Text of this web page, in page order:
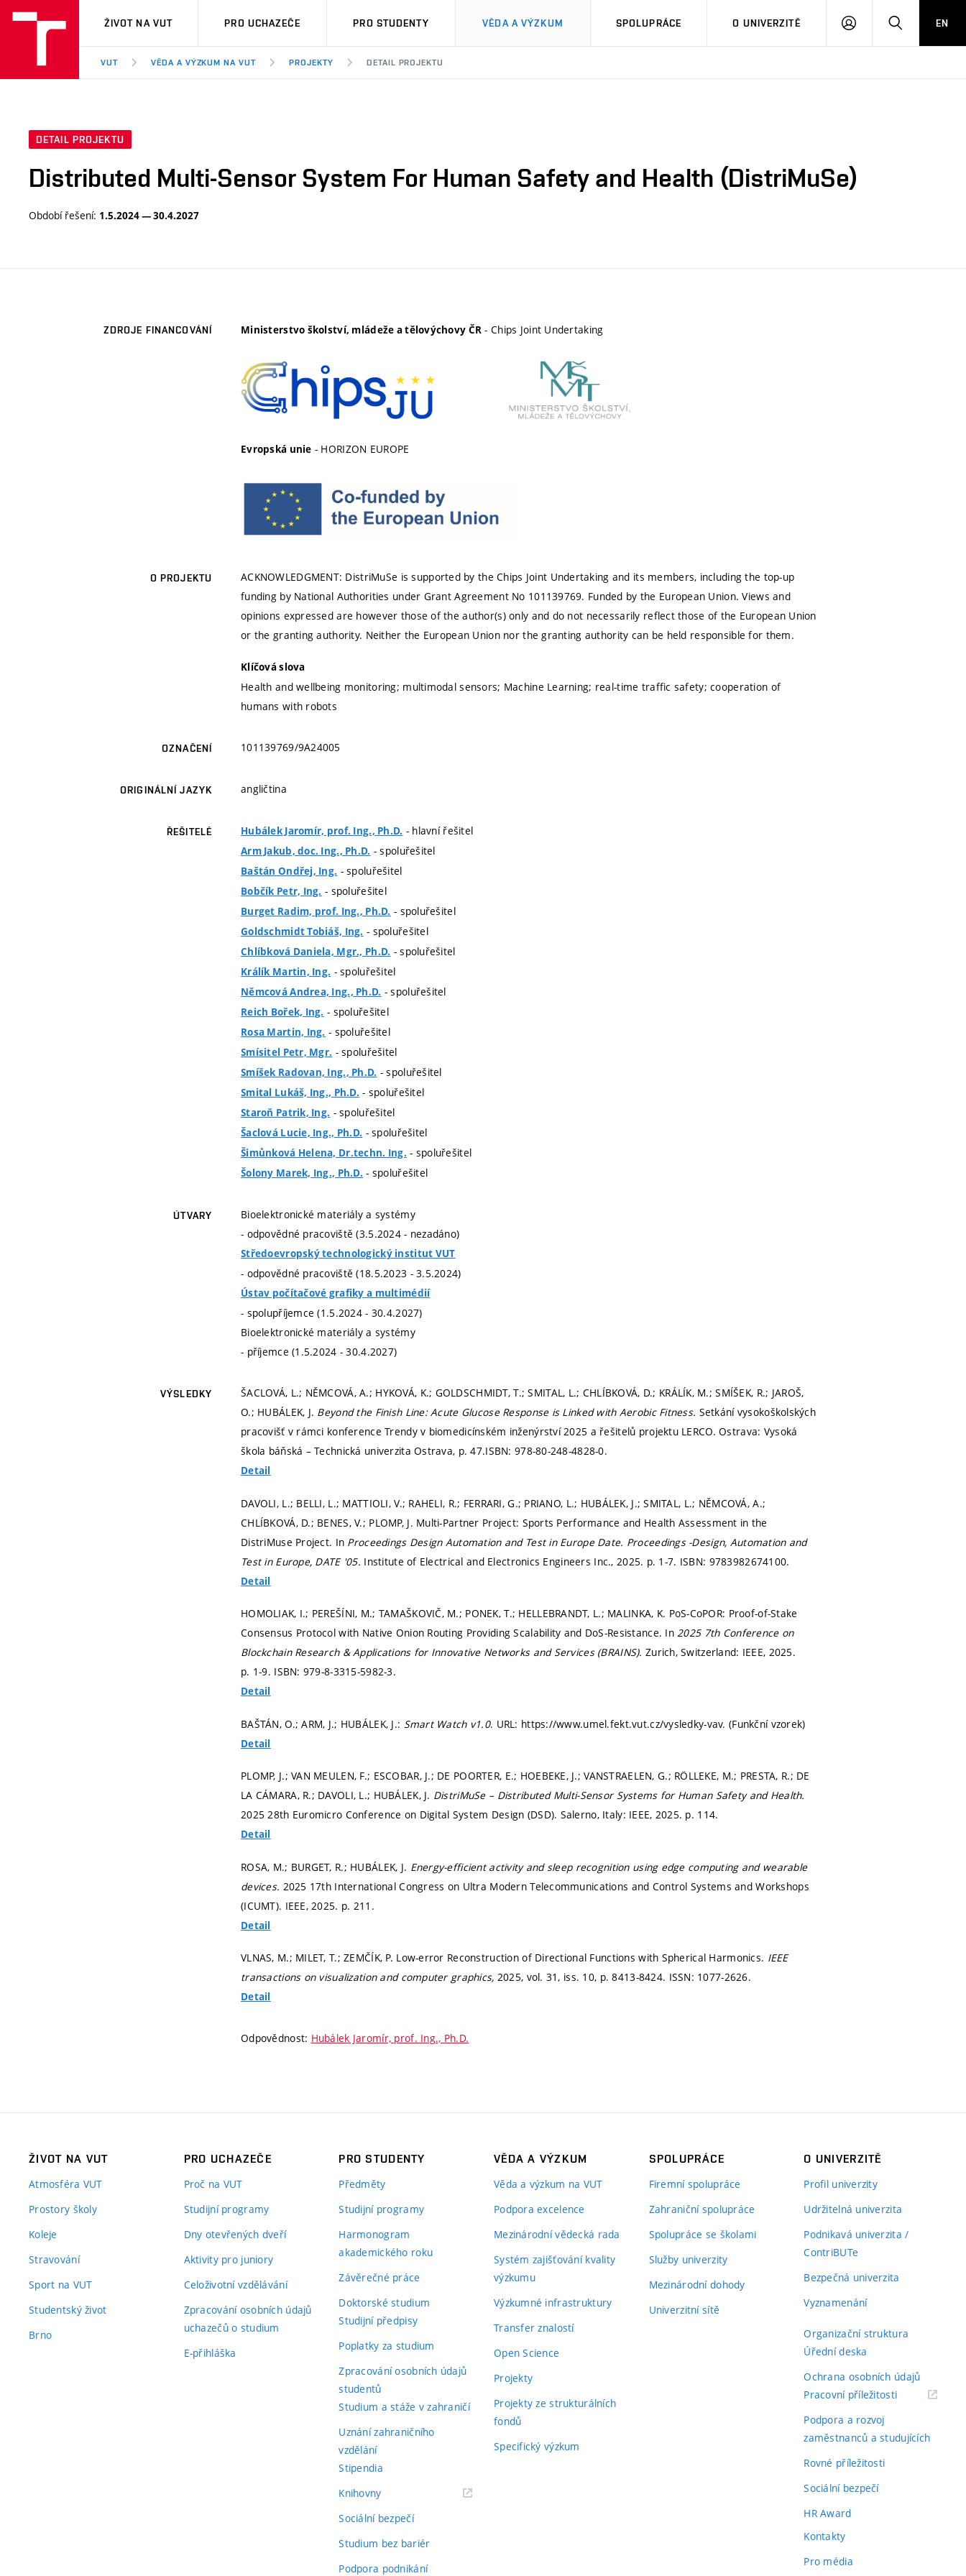
VUT
ŽIVOT NA VUT PRO UCHAZEČE PRO STUDENTY VĚDA A VÝZKUM SPOLUPRÁCE O UNIVERZITĚ
PŘIHLÁSIT HLEDATEN
VUT VĚDA A VÝZKUM NA VUT PROJEKTY DETAIL PROJEKTU
DETAIL PROJEKTU
Distributed Multi-Sensor System For Human Safety and Health (DistriMuSe)
Období řešení: 1.5.2024 — 30.4.2027
ZDROJE FINANCOVÁNÍ Ministerstvo školství, mládeže a tělovýchovy ČR - Chips Joint Undertaking
Evropská unie - HORIZON EUROPE
O PROJEKTU
ACKNOWLEDGMENT: DistriMuSe is supported by the Chips Joint Undertaking and its members, including the top-up
funding by National Authorities under Grant Agreement No 101139769. Funded by the European Union. Views and
opinions expressed are however those of the author(s) only and do not necessarily reflect those of the European Union
or the granting authority. Neither the European Union nor the granting authority can be held responsible for them.
Klíčová slova
Health and wellbeing monitoring; multimodal sensors; Machine Learning; real-time traffic safety; cooperation of
humans with robots
OZNAČENÍ 101139769/9A24005
ORIGINÁLNÍ JAZYK angličtina
ŘEŠITELÉ Hubálek Jaromír, prof. Ing., Ph.D. - hlavní řešitel
Arm Jakub, doc. Ing., Ph.D. - spoluřešitel
Baštán Ondřej, Ing. - spoluřešitel
Bobčík Petr, Ing. - spoluřešitel
Burget Radim, prof. Ing., Ph.D. - spoluřešitel
Goldschmidt Tobiáš, Ing. - spoluřešitel
Chlíbková Daniela, Mgr., Ph.D. - spoluřešitel
Králík Martin, Ing. - spoluřešitel
Němcová Andrea, Ing., Ph.D. - spoluřešitel
Reich Bořek, Ing. - spoluřešitel
Rosa Martin, Ing. - spoluřešitel
Smísitel Petr, Mgr. - spoluřešitel
Smíšek Radovan, Ing., Ph.D. - spoluřešitel
Smital Lukáš, Ing., Ph.D. - spoluřešitel
Staroň Patrik, Ing. - spoluřešitel
Šaclová Lucie, Ing., Ph.D. - spoluřešitel
Šimůnková Helena, Dr.techn. Ing. - spoluřešitel
Šolony Marek, Ing., Ph.D. - spoluřešitel
ÚTVARY
Bioelektronické materiály a systémy
- odpovědné pracoviště (3.5.2024 - nezadáno)
Středoevropský technologický institut VUT
- odpovědné pracoviště (18.5.2023 - 3.5.2024)
Ústav počítačové grafiky a multimédií
- spolupříjemce (1.5.2024 - 30.4.2027)
Bioelektronické materiály a systémy
- příjemce (1.5.2024 - 30.4.2027)
VÝSLEDKY
ŠACLOVÁ, L.; NĚMCOVÁ, A.; HYKOVÁ, K.; GOLDSCHMIDT, T.; SMITAL, L.; CHLÍBKOVÁ, D.; KRÁLÍK, M.; SMÍŠEK, R.; JAROŠ,
O.; HUBÁLEK, J. Beyond the Finish Line: Acute Glucose Response is Linked with Aerobic Fitness. Setkání vysokoškolských
pracovišť v rámci konference Trendy v biomedicínském inženýrství 2025 a řešitelů projektu LERCO. Ostrava: Vysoká
škola báňská – Technická univerzita Ostrava, p. 47.ISBN: 978-80-248-4828-0.
Detail
DAVOLI, L.; BELLI, L.; MATTIOLI, V.; RAHELI, R.; FERRARI, G.; PRIANO, L.; HUBÁLEK, J.; SMITAL, L.; NĚMCOVÁ, A.;
CHLÍBKOVÁ, D.; BENES, V.; PLOMP, J. Multi-Partner Project: Sports Performance and Health Assessment in the
DistriMuse Project. In Proceedings Design Automation and Test in Europe Date. Proceedings -Design, Automation and
Test in Europe, DATE '05. Institute of Electrical and Electronics Engineers Inc., 2025. p. 1-7. ISBN: 9783982674100.
Detail
HOMOLIAK, I.; PEREŠÍNI, M.; TAMAŠKOVIČ, M.; PONEK, T.; HELLEBRANDT, L.; MALINKA, K. PoS-CoPOR: Proof-of-Stake
Consensus Protocol with Native Onion Routing Providing Scalability and DoS-Resistance. In2025 7th Conference on
Blockchain Research & Applications for Innovative Networks and Services (BRAINS). Zurich, Switzerland: IEEE, 2025.
p. 1-9. ISBN: 979-8-3315-5982-3.
Detail
BAŠTÁN, O.; ARM, J.; HUBÁLEK, J.: Smart Watch v1.0. URL: https://www.umel.fekt.vut.cz/vysledky-vav. (Funkční vzorek)
Detail
PLOMP, J.; VAN MEULEN, F.; ESCOBAR, J.; DE POORTER, E.; HOEBEKE, J.; VANSTRAELEN, G.; RÖLLEKE, M.; PRESTA, R.; DE
LA CÁMARA, R.; DAVOLI, L.; HUBÁLEK, J. DistriMuSe – Distributed Multi-Sensor Systems for Human Safety and Health.
2025 28th Euromicro Conference on Digital System Design (DSD). Salerno, Italy: IEEE, 2025. p. 114.
Detail
ROSA, M.; BURGET, R.; HUBÁLEK, J. Energy-efficient activity and sleep recognition using edge computing and wearable
devices. 2025 17th International Congress on Ultra Modern Telecommunications and Control Systems and Workshops
(ICUMT). IEEE, 2025. p. 211.
Detail
VLNAS, M.; MILET, T.; ZEMČÍK, P. Low-error Reconstruction of Directional Functions with Spherical Harmonics. IEEE
transactions on visualization and computer graphics, 2025, vol. 31, iss. 10, p. 8413-8424. ISSN: 1077-2626.
Detail
Odpovědnost: Hubálek Jaromír, prof. Ing., Ph.D.
ŽIVOT NA VUT
Atmosféra VUT
Prostory školy
Koleje
Stravování
Sport na VUT
Studentský život
Brno
PRO UCHAZEČE
Proč na VUT
Studijní programy
Dny otevřených dveří
Aktivity pro juniory
Celoživotní vzdělávání
Zpracování osobních údajů
uchazečů o studium
E-přihláška
PRO STUDENTY
Předměty
Studijní programy
Harmonogram
akademického roku
Závěrečné práce
Doktorské studium
Studijní předpisy
Poplatky za studium
Zpracování osobních údajů
studentů
Studium a stáže v zahraničí
Uznání zahraničního
vzdělání
Stipendia
Knihovny(externí
Sociální bezpečí
Studium bez bariér
Podpora podnikání
VĚDA A VÝZKUM
Věda a výzkum na VUT
Podpora excelence
Mezinárodní vědecká rada
Systém zajišťování kvality
výzkumu
Výzkumné infrastruktury
Transfer znalostí
Open Science
Projekty
Projekty ze strukturálních
fondů
Specifický výzkum
SPOLUPRÁCE
Firemní spolupráce
Zahraniční spolupráce
Spolupráce se školami
Služby univerzity
Mezinárodní dohody
Univerzitní sítě
O UNIVERZITĚ
Profil univerzity
Udržitelná univerzita
Podnikavá univerzita /
ContriBUTe
Bezpečná univerzita
Vyznamenání
Organizační struktura
Úřední deska
Ochrana osobních údajů
Pracovní příležitosti(externí
Podpora a rozvoj
zaměstnanců a studujících
Rovné příležitosti
Sociální bezpečí
HR Award
Kontakty
Pro média